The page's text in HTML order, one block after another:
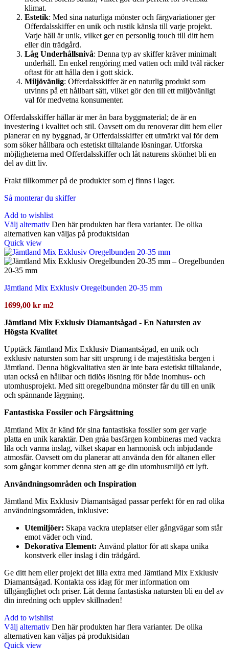
klimat.
Estetik: Med sina naturliga mönster och färgvariationer ger
Offerdalsskiffer en unik och rustik känsla till varje projekt.
Varje häll är unik, vilket ger en personlig touch till ditt hem
eller din trädgård.
Låg Underhållsnivå: Denna typ av skiffer kräver minimalt
underhåll. En enkel rengöring med vatten och mild tvål räcker
oftast för att hålla den i gott skick.
Miljövänlig: Offerdalsskiffer är en naturlig produkt som
utvinns på ett hållbart sätt, vilket gör den till ett miljövänligt
val för medvetna konsumenter.
Offerdalsskiffer hällar är mer än bara byggmaterial; de är en
investering i kvalitet och stil. Oavsett om du renoverar ditt hem eller
planerar en ny byggnad, är Offerdalsskiffer ett utmärkt val för dem
som söker hållbara och estetiskt tilltalande lösningar. Utforska
möjligheterna med Offerdalsskiffer och låt naturens skönhet bli en
del av ditt liv.
Frakt tillkommer på de produkter som ej finns i lager.
Så monterar du skiffer
Add to wishlist
Välj alternativ Den här produkten har flera varianter. De olika
alternativen kan väljas på produktsidan
Quick view
Jämtland Mix Exklusiv Oregelbunden 20-35 mm
1699,00 kr m2
Jämtland Mix Exklusiv Diamantsågad - En Natursten av
Högsta Kvalitet
Upptäck Jämtland Mix Exklusiv Diamantsågad, en unik och
exklusiv natursten som har sitt ursprung i de majestätiska bergen i
Jämtland. Denna högkvalitativa sten är inte bara estetiskt tilltalande,
utan också en hållbar och tidlös lösning för både inomhus- och
utomhusprojekt. Med sitt oregelbundna mönster får du till en unik
och spännande läggning.
Fantastiska Fossiler och Färgsättning
Jämtland Mix är känd för sina fantastiska fossiler som ger varje
platta en unik karaktär. Den gråa basfärgen kombineras med vackra
lila och varma inslag, vilket skapar en harmonisk och inbjudande
atmosfär. Oavsett om du planerar att använda den för altanen eller
som gångar kommer denna sten att ge din utomhusmiljö ett lyft.
Användningsområden och Inspiration
Jämtland Mix Exklusiv Diamantsågad passar perfekt för en rad olika
användningsområden, inklusive:
Utemiljöer: Skapa vackra uteplatser eller gångvägar som står
emot väder och vind.
Dekorativa Element: Använd plattor för att skapa unika
konstverk eller inslag i din trädgård.
Ge ditt hem eller projekt det lilla extra med Jämtland Mix Exklusiv
Diamantsågad. Kontakta oss idag för mer information om
tillgänglighet och priser. Låt denna fantastiska natursten bli en del av
din inredning och upplev skillnaden!
Add to wishlist
Välj alternativ Den här produkten har flera varianter. De olika
alternativen kan väljas på produktsidan
Quick view